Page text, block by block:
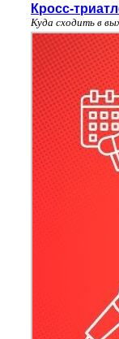
Кросс-
Куда сходить в